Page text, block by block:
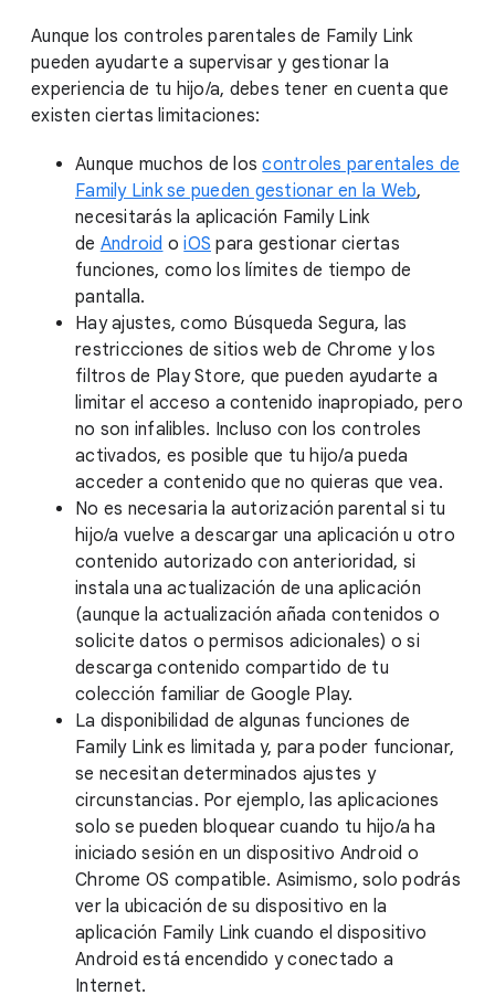
Aunque los controles parentales de Family Link
pueden ayudarte a supervisar y gestionar la
experiencia de tu hijo/a, debes tener en cuenta que
existen ciertas limitaciones:
Aunque muchos de loscontroles parentales de
Family Link se pueden gestionar en la Web,
necesitarás la aplicación Family Link
de Android oiOS para gestionar ciertas
funciones, como los límites de tiempo de
pantalla.
Hay ajustes, como Búsqueda Segura, las
restricciones de sitios web de Chrome y los
filtros de Play Store, que pueden ayudarte a
limitar el acceso a contenido inapropiado, pero
no son infalibles. Incluso con los controles
activados, es posible que tu hijo/a pueda
acceder a contenido que no quieras que vea.
No es necesaria la autorización parental si tu
hijo/a vuelve a descargar una aplicación u otro
contenido autorizado con anterioridad, si
instala una actualización de una aplicación
(aunque la actualización añada contenidos o
solicite datos o permisos adicionales) o si
descarga contenido compartido de tu
colección familiar de Google Play.
La disponibilidad de algunas funciones de
Family Link es limitada y, para poder funcionar,
se necesitan determinados ajustes y
circunstancias. Por ejemplo, las aplicaciones
solo se pueden bloquear cuando tu hijo/a ha
iniciado sesión en un dispositivo Android o
Chrome OS compatible. Asimismo, solo podrás
ver la ubicación de su dispositivo en la
aplicación Family Link cuando el dispositivo
Android está encendido y conectado a
Internet.